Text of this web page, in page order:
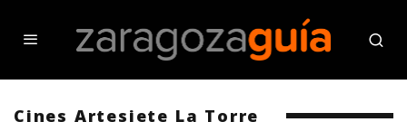
Cines Artesiete La Torre